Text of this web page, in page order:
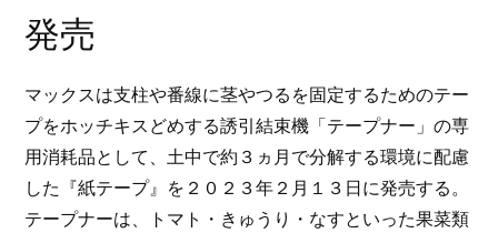
発売
マックスは支柱や番線に茎やつるを固定するためのテー
プをホッチキスどめする誘引結束機「テープナー」の専
用消耗品として、土中で約３ヵ月で分解する環境に配慮
した『紙テープ』を２０２３年２月１３日に発売する。
テープナーは、トマト・きゅうり・なすといった果菜類